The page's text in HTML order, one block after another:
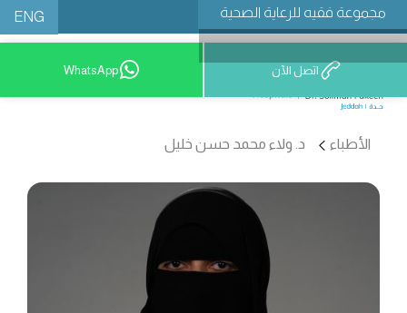
مجموعة فقيه للرعاية الصحية ENG
9200 12777 اتصل الآن WhatsApp
الأطباء د. ولاء محمد حسن خليل